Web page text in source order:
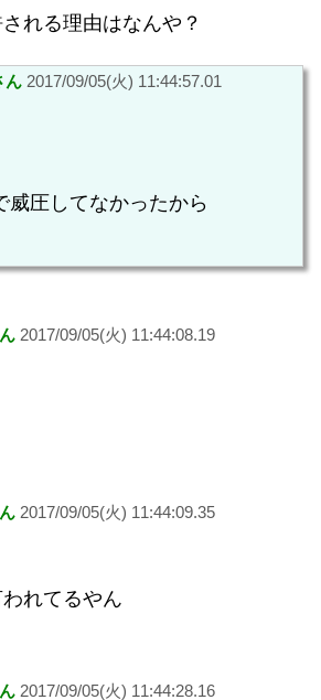
れる理由はなんや？
ん 2017/09/05(火) 11:44:57.01
威圧してなかったから
2017/09/05(火) 11:44:08.19
2017/09/05(火) 11:44:09.35
れてるやん
2017/09/05(火) 11:44:28.16